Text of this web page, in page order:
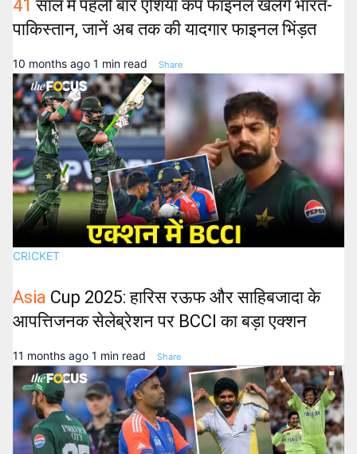
41 साल में पहली बार एशिया कप फाइनल खेलेंगे भारत-
पाकिस्तान, जानें अब तक की यादगार फाइनल भिंड़त
10 months ago 1 min read Share
CRICKET
Asia Cup 2025: हारिस रऊफ और साहिबजादा के
आपत्तिजनक सेलेब्रेशन पर BCCI का बड़ा एक्शन
11 months ago 1 min read Share